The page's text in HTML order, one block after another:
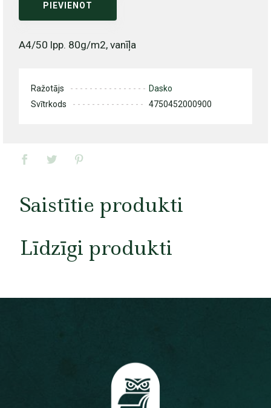
PIEVIENOT
A4/50 lpp. 80g/m2, vanīļa
Ražotājs
Dasko
Svītrkods
4750452000900
Saistītie produkti
Līdzīgi produkti